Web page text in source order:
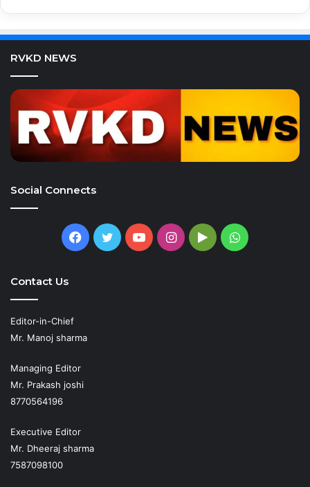
RVKD NEWS
Social Connects
Facebook
TwitterYouTubeInstagram
GoogleWhatsApp
Contact Us
Editor-in-Chief
Mr. Manoj sharma
Managing Editor
Mr. Prakash joshi
8770564196
Executive Editor
Mr. Dheeraj sharma
7587098100